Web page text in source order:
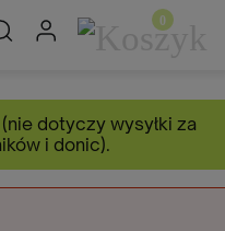
dotyczy wysyłki za
i donic).